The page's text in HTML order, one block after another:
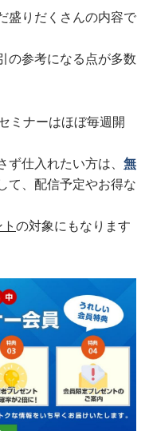
盛りだくさんの内容で
の参考になる点が多数
ミナーはほぼ毎週開
ず仕入れたい方は、 無
て、配信予定やお得な
の対象にもなります